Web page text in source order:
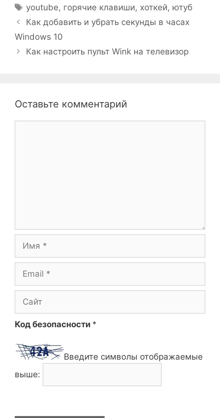
Метки
youtube, горячие клавиши, хоткей,ютуб
Как добавить и убрать секунды в часах
Windows 10
Как настроить пульт Wink на телевизор
Оставьте комментарий
Имя
Email
Сайт
Код безопасности *
Введите символы отображаемые
выше: